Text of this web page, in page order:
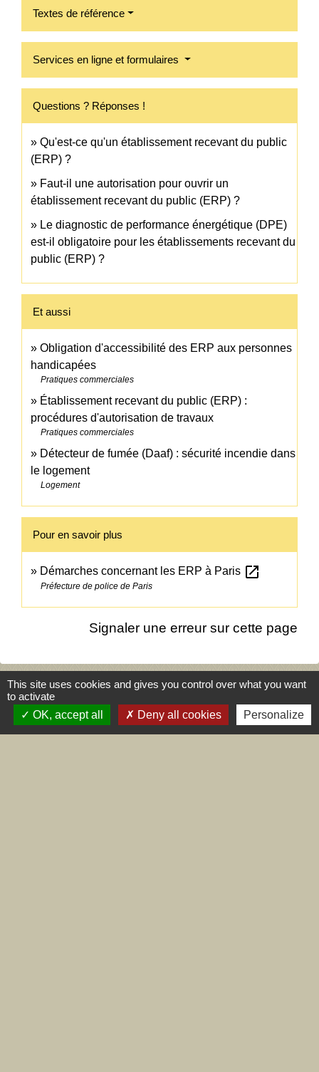
Textes de référence
Services en ligne et formulaires
Questions ? Réponses !
Qu'est-ce qu'un établissement recevant du public
(ERP) ?
Faut-il une autorisation pour ouvrir un
établissement recevant du public (ERP) ?
Le diagnostic de performance énergétique (DPE)
est-il obligatoire pour les établissements recevant du
public (ERP) ?
Et aussi
Obligation d'accessibilité des ERP aux personnes
handicapées
Pratiques commerciales
Établissement recevant du public (ERP) :
procédures d'autorisation de travaux
Pratiques commerciales
Détecteur de fumée (Daaf) : sécurité incendie dans
le logement
Logement
Pour en savoir plus
Démarches concernant les ERP à Paris open_in_new
Préfecture de police de Paris
Signaler une erreur sur cette page
Agenda
This site uses cookies and gives you control over what you want
to activate
OK, accept all
Deny all cookies Personalize